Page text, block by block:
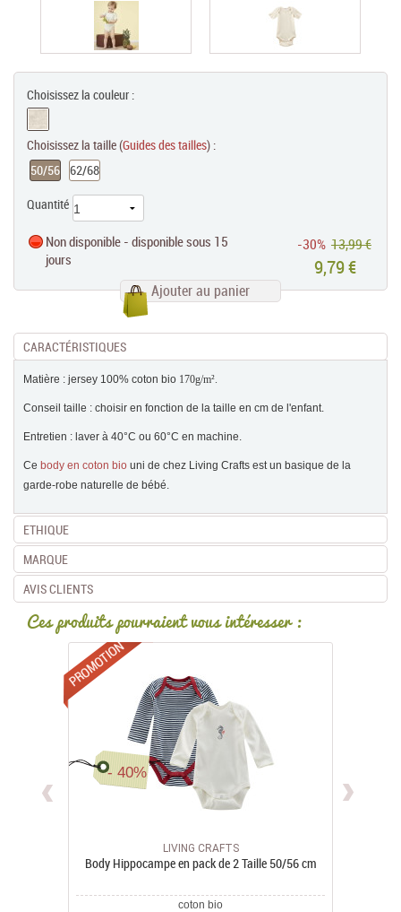
Choisissez la couleur :
Choisissez la taille (Guides des tailles) :
50/56 62/68
Quantité
Non disponible - disponible sous 15
jours
-30% 13,99 €
9,79 €
Ajouter au panier
CARACTÉRISTIQUES
Matière : jersey 100% coton bio 170g/m².
Conseil taille : choisir en fonction de la taille en cm de l'enfant.
Entretien : laver à 40°C ou 60°C en machine.
Ce body en coton bio uni de chez Living Crafts est un basique de la
garde-robe naturelle de bébé.
ETHIQUE
MARQUE
AVIS CLIENTS
Ces produits pourraient vous intéresser :
Promotions
- 40%
LIVING CRAFTS
Body Hippocampe en pack de 2 Taille 50/56 cm
coton bio